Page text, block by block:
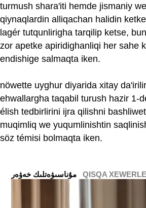
turmush shara'iti hemde jismaniy
qiynaqlardin alliqachan halidin
lagér tutqunlirigha tarqilip ketse,
zor apetke apiridighanliqi her sahe
endishige salmaqta iken.
nöwette uyghur diyarida xitay
ehwallargha taqabil turush hazir 1-
élish tedbirlirini ijra qilishni
muqimliq we yuqumlinishtin
söz témisi bolmaqta iken.
QISQA